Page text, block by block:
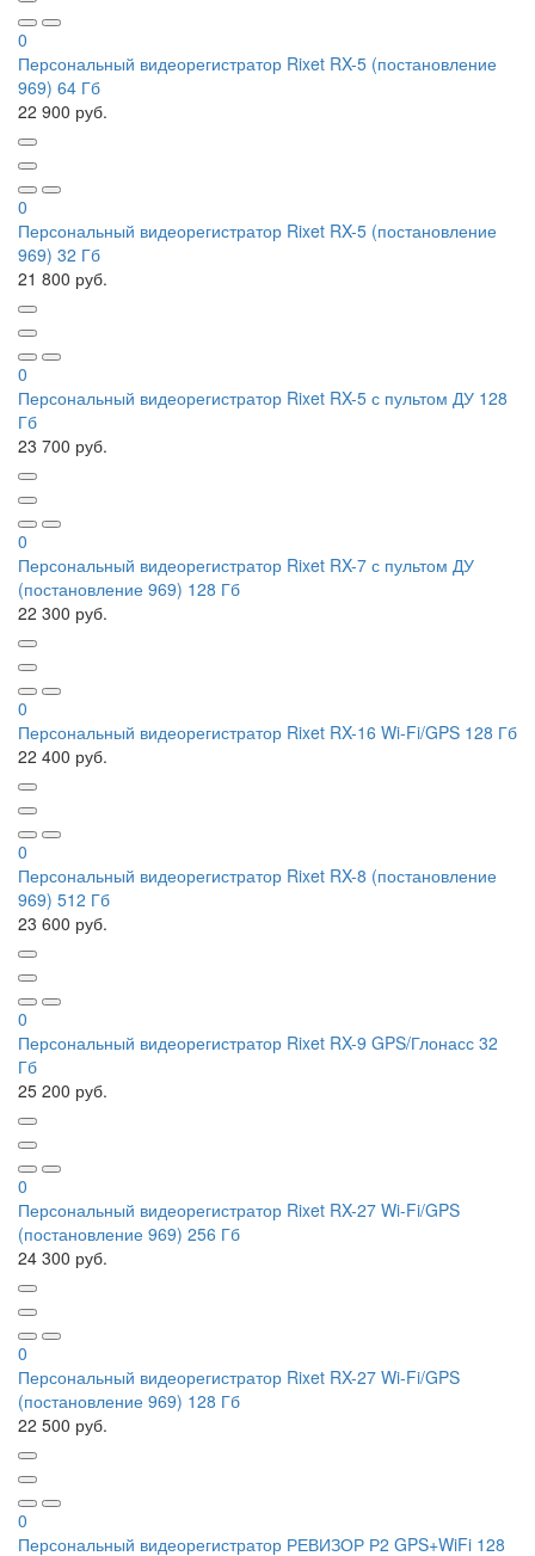
0
Персональный видеорегистратор Rixet RX-5 (постановление
969) 64 Гб
22 900 руб.
0
Персональный видеорегистратор Rixet RX-5 (постановление
969) 32 Гб
21 800 руб.
0
Персональный видеорегистратор Rixet RX-5 с пультом ДУ 128
Гб
23 700 руб.
0
Персональный видеорегистратор Rixet RX-7 с пультом ДУ
(постановление 969) 128 Гб
22 300 руб.
0
Персональный видеорегистратор Rixet RX-16 Wi-Fi/GPS 128 Гб
22 400 руб.
0
Персональный видеорегистратор Rixet RX-8 (постановление
969) 512 Гб
23 600 руб.
0
Персональный видеорегистратор Rixet RX-9 GPS/Глонасс 32
Гб
25 200 руб.
0
Персональный видеорегистратор Rixet RX-27 Wi-Fi/GPS
(постановление 969) 256 Гб
24 300 руб.
0
Персональный видеорегистратор Rixet RX-27 Wi-Fi/GPS
(постановление 969) 128 Гб
22 500 руб.
0
Персональный видеорегистратор РЕВИЗОР Р2 GPS+WiFi 128